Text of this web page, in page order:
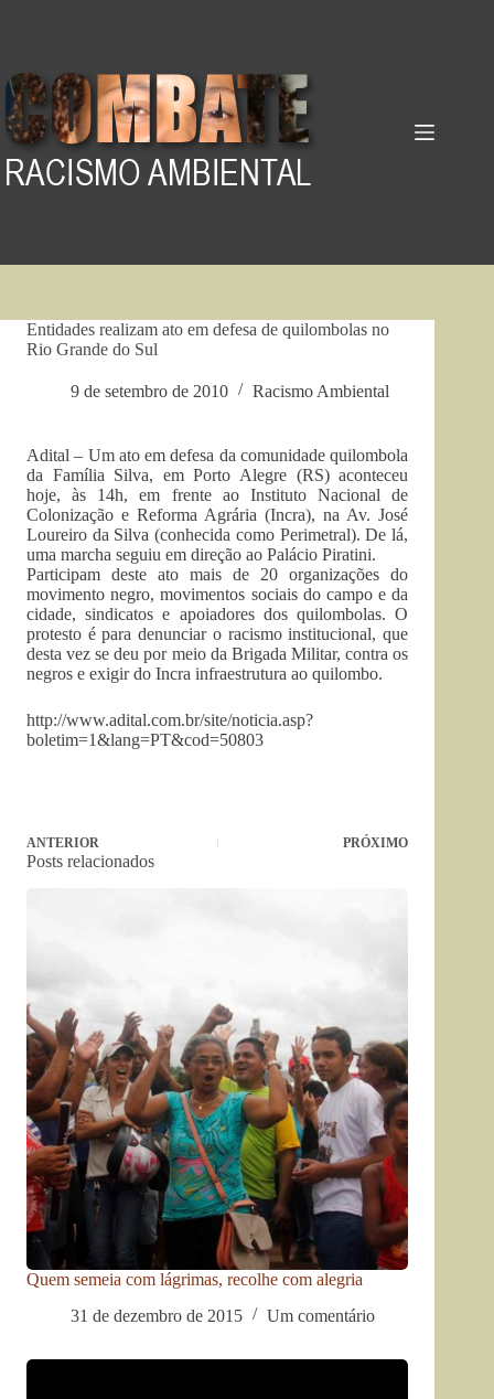
Entidades realizam ato em defesa de quilombolas no
Rio Grande do Sul
9 de setembro de 2010 Racismo Ambiental
Adital – Um ato em defesa da comunidade quilombola
da Família Silva, em Porto Alegre (RS) aconteceu
hoje, às 14h, em frente ao Instituto Nacional de
Colonização e Reforma Agrária (Incra), na Av. José
Loureiro da Silva (conhecida como Perimetral). De lá,
uma marcha seguiu em direção ao Palácio Piratini.
Participam deste ato mais de 20 organizações do
movimento negro, movimentos sociais do campo e da
cidade, sindicatos e apoiadores dos quilombolas. O
protesto é para denunciar o racismo institucional, que
desta vez se deu por meio da Brigada Militar, contra os
negros e exigir do Incra infraestrutura ao quilombo.
http://www.adital.com.br/site/noticia.asp?
boletim=1&lang=PT&cod=50803
ANTERIOR PRÓXIMO
Posts relacionados
Quem semeia com lágrimas, recolhe com alegria
31 de dezembro de 2015
Um comentário